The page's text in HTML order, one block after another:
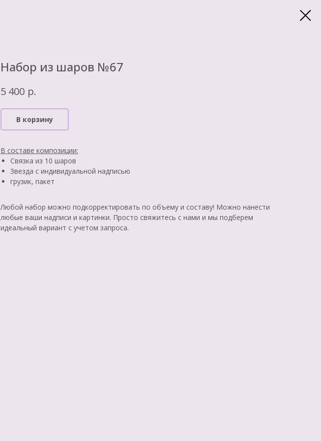
Набор из шаров №67
5 400 р.
В корзину
В составе композиции:
Связка из 10 шаров
Звезда с индивидуальной надписью
грузик, пакет
Любой набор можно подкорректировать по объему и составу! Можно нанести
любые ваши надписи и картинки. Просто свяжитесь с нами и мы подберем
идеальный вариант с учетом запроса.